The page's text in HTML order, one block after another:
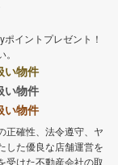
イントプレゼント！
い物件
い物件
い物件
正確性、法令遵守、ヤ
した優良な店舗運営を
受けた不動産会社の取